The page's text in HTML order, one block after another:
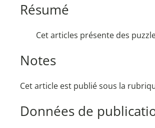
Résumé
Cet articles présente des
Notes
Cet article est publié sous la
Données de